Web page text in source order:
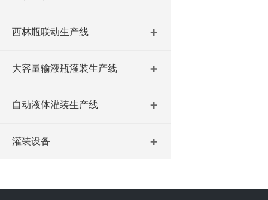
西林瓶联动生产线
大容量输液瓶灌装生产线
自动液体灌装生产线
灌装设备